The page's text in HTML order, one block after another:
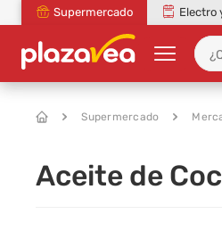
Supermercado Electro
Supermercado
Aceite de